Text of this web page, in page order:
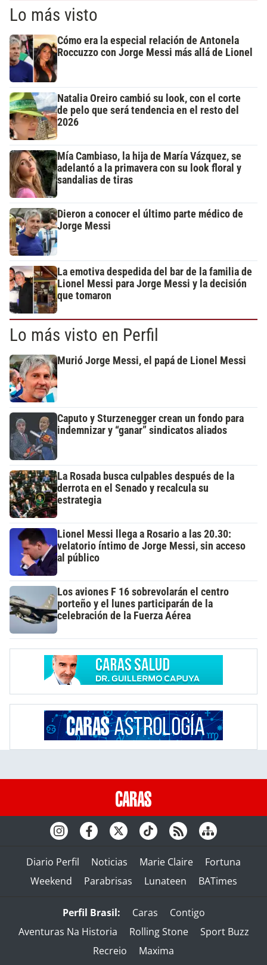
Lo más visto
Cómo era la especial relación de Antonela
Roccuzzo con Jorge Messi más allá de Lionel
Natalia Oreiro cambió su look, con el corte
de pelo que será tendencia en el resto del
2026
Mía Cambiaso, la hija de María Vázquez, se
adelantó a la primavera con su look floral y
sandalias de tiras
Dieron a conocer el último parte médico de
Jorge Messi
La emotiva despedida del bar de la familia de
Lionel Messi para Jorge Messi y la decisión
que tomaron
Lo más visto en Perfil
Murió Jorge Messi, el papá de Lionel Messi
Caputo y Sturzenegger crean un fondo para
indemnizar y “ganar” sindicatos aliados
La Rosada busca culpables después de la
derrota en el Senado y recalcula su
estrategia
Lionel Messi llega a Rosario a las 20.30:
velatorio íntimo de Jorge Messi, sin acceso
al público
Los aviones F 16 sobrevolarán el centro
porteño y el lunes participarán de la
celebración de la Fuerza Aérea
Diario Perfil Noticias Marie Claire
Fortuna
Weekend
Parabrisas Lunateen BATimes
Perfil Brasil: Caras
Contigo
Aventuras Na Historia
Rolling Stone
Sport Buzz
Recreio
Maxima